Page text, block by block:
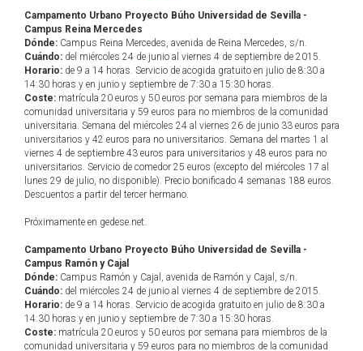
Campamento Urbano Proyecto Búho Universidad de Sevilla -
Campus Reina Mercedes
Dónde: Campus Reina Mercedes, avenida de Reina Mercedes, s/n.
Cuándo: del miércoles 24 de junio al viernes 4 de septiembre de 2015.
Horario: de 9 a 14 horas. Servicio de acogida gratuito en julio de 8:30 a
14:30 horas y en junio y septiembre de 7:30 a 15:30 horas.
Coste: matrícula 20 euros y 50 euros por semana para miembros de la
comunidad universitaria y 59 euros para no miembros de la comunidad
universitaria. Semana del miércoles 24 al viernes 26 de junio 33 euros para
universitarios y 42 euros para no universitarios. Semana del martes 1 al
viernes 4 de septiembre 43 euros para universitarios y 48 euros para no
universitarios. Servicio de comedor 25 euros (excepto del miércoles 17 al
lunes 29 de julio, no disponible). Precio bonificado 4 semanas 188 euros.
Descuentos a partir del tercer hermano.
Próximamente en gedese.net.
Campamento Urbano Proyecto Búho Universidad de Sevilla -
Campus Ramón y Cajal
Dónde: Campus Ramón y Cajal, avenida de Ramón y Cajal, s/n.
Cuándo: del miércoles 24 de junio al viernes 4 de septiembre de 2015.
Horario: de 9 a 14 horas. Servicio de acogida gratuito en julio de 8:30 a
14:30 horas y en junio y septiembre de 7:30 a 15:30 horas.
Coste: matrícula 20 euros y 50 euros por semana para miembros de la
comunidad universitaria y 59 euros para no miembros de la comunidad